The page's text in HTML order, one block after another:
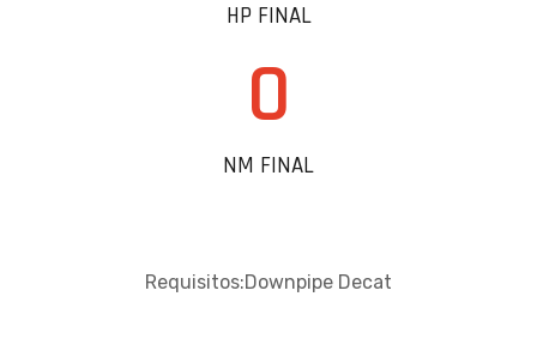
HP FINAL
0
NM FINAL
Requisitos:Downpipe Decat